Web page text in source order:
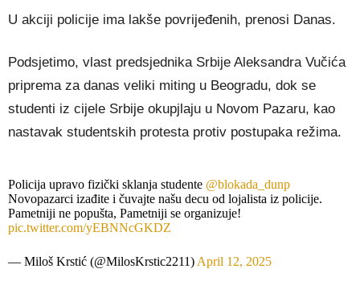
U akciji policije ima lakše povrijeđenih, prenosi Danas.
Podsjetimo, vlast predsjednika Srbije Aleksandra Vučića
priprema za danas veliki miting u Beogradu, dok se
studenti iz cijele Srbije okupjlaju u Novom Pazaru, kao
nastavak studentskih protesta protiv postupaka režima.
Policija upravo fizički sklanja studente @blokada_dunp
Novopazarci izađite i čuvajte našu decu od lojalista iz policije.
Pametniji ne popušta, Pametniji se organizuje!
pic.twitter.com/yEBNNcGKDZ
— Miloš Krstić (@MilosKrstic2211) April 12, 2025